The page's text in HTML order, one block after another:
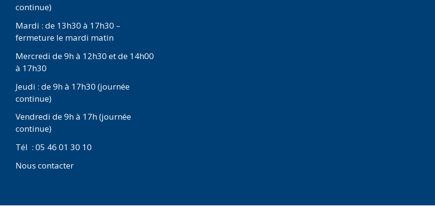
continue)
Mardi : de 13h30 à 17h30 –
fermeture le mardi matin
Mercredi de 9h à 12h30 et de 14h00
à 17h30
Jeudi : de 9h à 17h30 (journée
continue)
Vendredi de 9h à 17h (journée
continue)
Tél : 05 46 01 30 10
Nous contacter